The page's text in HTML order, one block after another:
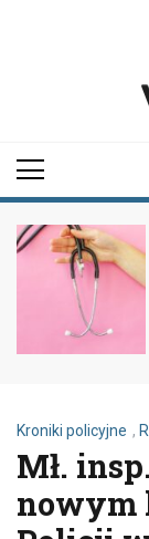
Kroniki policyjne ,
Mł.
nowym